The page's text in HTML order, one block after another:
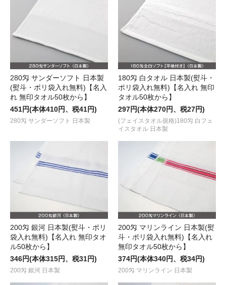
280匁 サンダーソフト 日本製
(熨斗・ポリ袋入れ無料)【名入
れ 無印タオル50枚から】
451円(本体410円、税41円)
280匁 サンダーソフト 日本製
180匁 白タオル 日本製(熨斗・
ポリ袋入れ無料)【名入れ 無印
タオル50枚から】
297円(本体270円、税27円)
(フェイスタオル規格)180匁 白フェ
イスタオル 日本製
200匁 銀河 日本製(熨斗・ポリ
袋入れ無料)【名入れ 無印タオ
ル50枚から】
346円(本体315円、税31円)
200匁 銀河 日本製
200匁 マリンライン 日本製(熨
斗・ポリ袋入れ無料)【名入れ
無印タオル50枚から】
374円(本体340円、税34円)
200匁 マリンライン 日本製